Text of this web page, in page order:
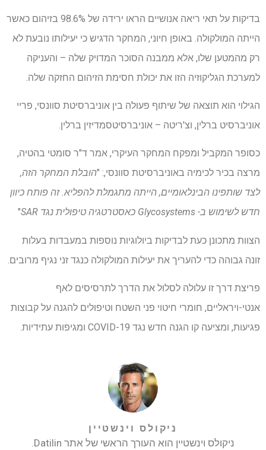
בדיקות על תאי ריאה אנושיים הראו ירידה של 98.6% בזיהום כאשר
הייתה המולקולה. באופן חיוני, המחקר הדגיש כי יעילותו נובעת לא
רק מהמטען שלו, אלא ממבנה הסוכר המדויק שלה – והעניקה
למערכת הגליקוזיה הזו את יכולת חסימת הזיהום החזקה שלה.
הגילוי הוא תוצאה של שיתוף פעולה בין אוניברסיטת סוונסי, פריי
אוניברסיט ברלין, וצ'ריטה – אוניברסיטסמדיזין ברלין.
כסופר המקביל ומפקח המחקר העיקרי, אמר ד"ר סומטי בהטיה,
מרצה בכיר לכימיה באוניברסיטת סוונסי,: "הובלת המחקר הזה,
לצד שותפינו הבינלאומיים, הייתה מתגמלת להפליא. זה פותח כיוון
חדש לשימוש ב- Glycosystems כאסטרטגיה טיפולית נגד SAR
"
הצוות מתכונן כעת לבדיקות ביולוגיות נוספות במעבדות בעלות
זונה גבוהה כדי להעריך את יעילות המולקולה כנגד זני נגיף מרובים.
פריצת דרך זו עלולה לסלול את הדרך לתרסיסים לאף
אנטי-ויראליים, חומרי חיטוי פני השטח וטיפולים להגנה על קבוצות
פגיעות, ומציעה קו הגנה חדש נגד COVID-19 ומגיפות עתידיות.
ניקולס וינשטיין
ניקולס וינשטיין הוא העורך הראשי של אתר Datilin.